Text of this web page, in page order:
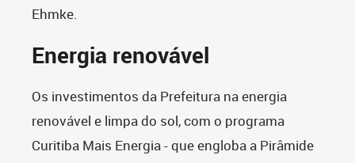
Ehmke.
Energia renovável
Os investimentos da Prefeitura na energia
renovável e limpa do sol, com o programa
Curitiba Mais Energia - que engloba a Pirâmide